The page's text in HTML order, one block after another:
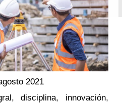
2021
disciplina, innovación,